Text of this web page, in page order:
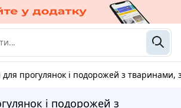
для прогулянок і подорожей з тваринами,
і подорожей з